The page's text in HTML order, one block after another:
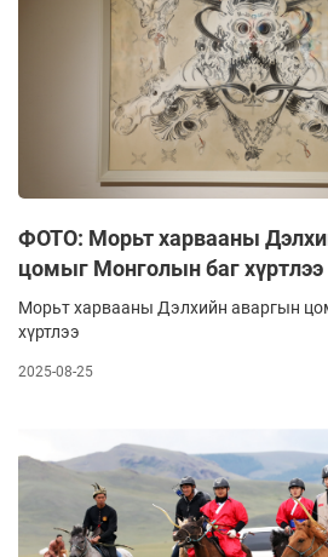
ФОТО: Морьт харвааны
цомыг Монголын баг хүртлээ
Морьт харвааны Дэлхийн аваргын
хүртлээ
2025-08-25